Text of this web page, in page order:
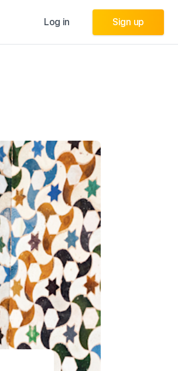
Log in Sign up
Log in Sign up